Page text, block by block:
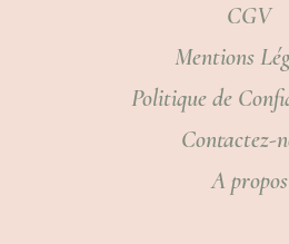
CGV
Mentions
Politique de
Contactez-
A propos